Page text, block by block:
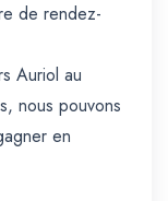
de rendez-
Auriol au
nous pouvons
en